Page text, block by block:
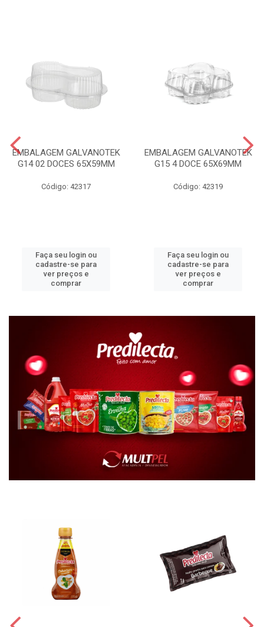
EMBALAGEM GALVANOTEK
G14 02 DOCES 65X59MM
Código: 42317
Faça seu login ou
cadastre-se para
ver preços e
comprar
EMBALAGEM GALVANOTEK
G15 4 DOCE 65X69MM
Código: 42319
Faça seu login ou
cadastre-se para
ver preços e
comprar